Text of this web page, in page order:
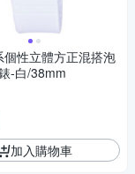
個性立體方正混搭泡
-白/38mm
加入購物車